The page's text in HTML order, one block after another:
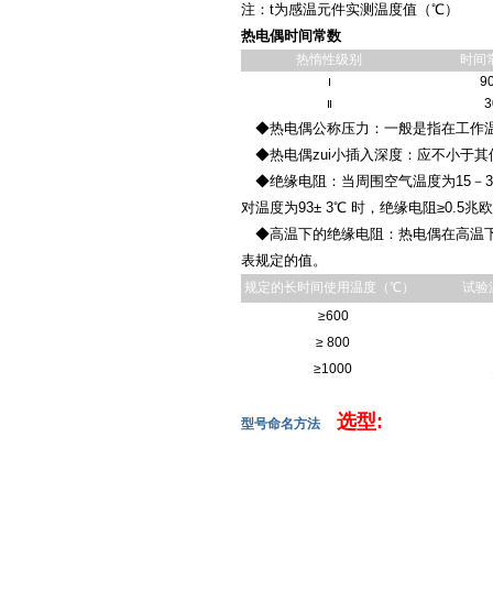
注：t为感温元件实测温度值（℃）
热电偶时间常数
热惰性级别 时间
Ⅰ
Ⅱ
◆热电偶公称压力：一般是指在工作
◆热电偶zui小插入深度：应不小于其
◆绝缘电阻：当周围空气温度为15－
对温度为93± 3℃ 时，绝缘电阻≥0.5兆
◆高温下的绝缘电阻：热电偶在高温
表规定的值。
规定的长时间使用温度（℃）
试
≥600
≥ 800
≥1000
型号命名方法 选型: